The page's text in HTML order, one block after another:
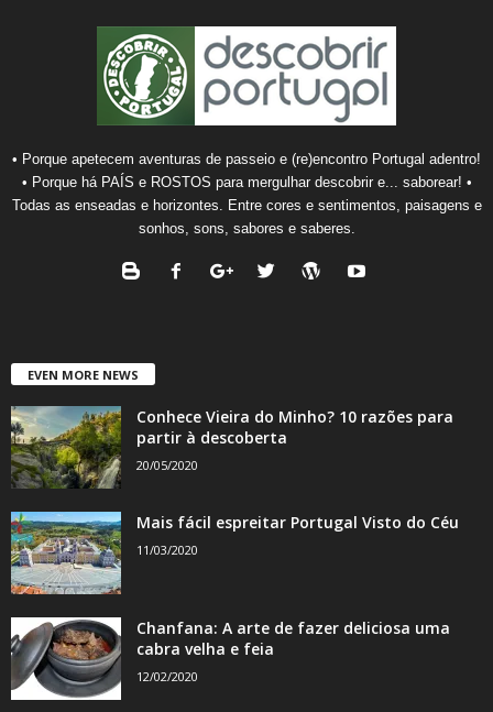
• Porque apetecem aventuras de passeio e (re)encontro Portugal adentro!
• Porque há PAÍS e ROSTOS para mergulhar descobrir e... saborear! •
Todas as enseadas e horizontes. Entre cores e sentimentos, paisagens e
sonhos, sons, sabores e saberes.
EVEN MORE NEWS
Conhece Vieira do Minho? 10 razões para
partir à descoberta
20/05/2020
Mais fácil espreitar Portugal Visto do Céu
11/03/2020
Chanfana: A arte de fazer deliciosa uma
cabra velha e feia
12/02/2020